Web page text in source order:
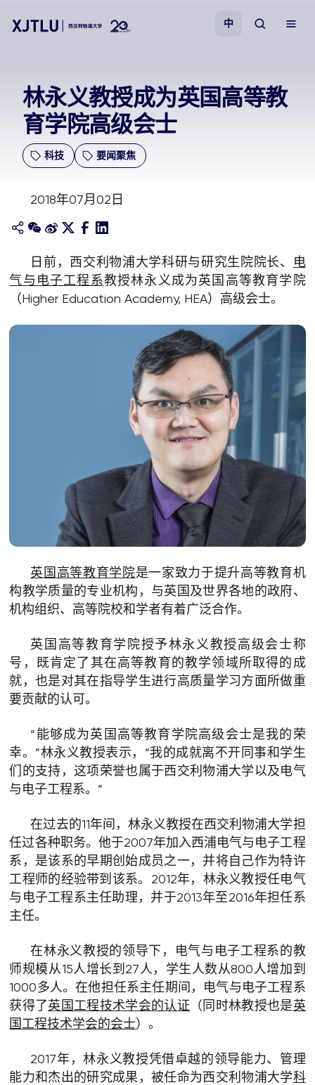
招生
科研
学院
关于我们
中
林永义教授成为英国高等教
育学院高级会士
科技 要闻聚焦
2018年07月02日
日前，西交利物浦大学科研与研究生院院长、
电
气与电子工程系教授林永义成为英国高等教育学院
（Higher Education Academy, HEA）高级会士。
英国高等教育学院是一家致力于提升高等教育机
构教学质量的专业机构，与英国及世界各地的政府、
机构组织、高等院校和学者有着广泛合作。
英国高等教育学院授予林永义教授高级会士称
号，既肯定了其在高等教育的教学领域所取得的成
就，也是对其在指导学生进行高质量学习方面所做重
要贡献的认可。
“能够成为英国高等教育学院高级会士是我的荣
幸。”林永义教授表示，“我的成就离不开同事和学生
们的支持，这项荣誉也属于西交利物浦大学以及电气
与电子工程系。”
在过去的11年间，林永义教授在西交利物浦大学担
任过各种职务。他于2007年加入西浦电气与电子工程
系，是该系的早期创始成员之一，并将自己作为特许
工程师的经验带到该系。2012年，林永义教授任电气
与电子工程系主任助理，并于2013年至2016年担任系
主任。
在林永义教授的领导下，电气与电子工程系的教
师规模从15人增长到27人，学生人数从800人增加到
1000多人。在他担任系主任期间，电气与电子工程系
获得了英国工程技术学会的认证 （同时林教授也是英
国工程技术学会的会士）。
2017年，林永义教授凭借卓越的领导能力、管理
能力和杰出的研究成果，被任命为西交利物浦大学科